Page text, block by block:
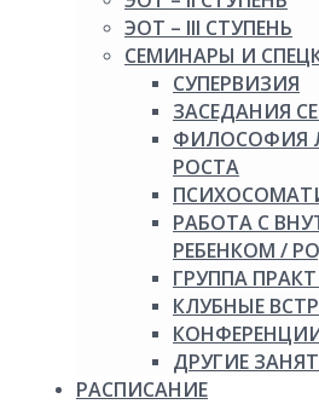
ЭОТ – III СТУПЕНЬ
СЕМИНАРЫ И
СУПЕРВИЗИЯ
ЗАСЕДАНИЯ
ФИЛОСОФИЯ
РОСТА
РАБОТА С
РЕБЕНКОМ /
ГРУППА
КЛУБНЫЕ
ДРУГИЕ
РАСПИСАНИЕ